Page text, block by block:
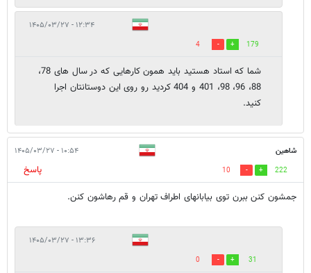
۱۲:۳۴ - ۱۴۰۵/۰۳/۲۷
179
4
شما که استاد هستید باید همون کارهایی که در سال های 78،
88، 96، 98، 401 و 404 کردید رو روی این دوستانتان اجرا
کنید.
شاهین ۱۰:۵۴ - ۱۴۰۵/۰۳/۲۷
222
10
پاسخ
جمشون کنن ببرن توی بیابانهای اطراف تهران و قم رهاشون کنن.
۱۳:۳۶ - ۱۴۰۵/۰۳/۲۷
31
0